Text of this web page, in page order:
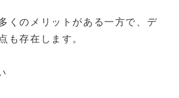
くのメリットがある一方で、デ
も存在します。